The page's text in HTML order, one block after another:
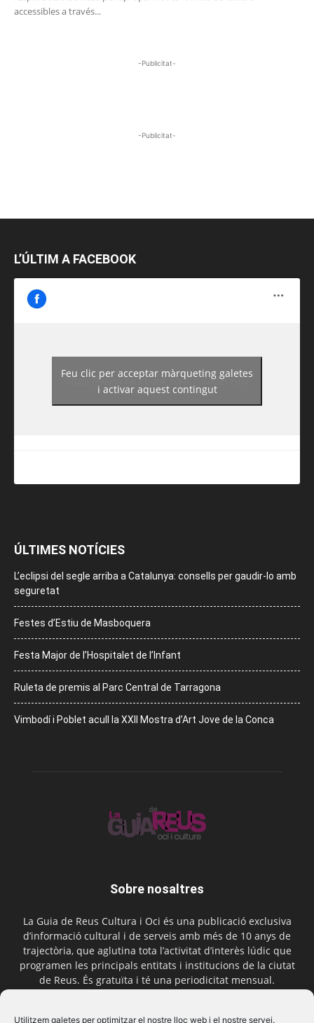
Utilitzem galetes per optimitzar el nostre lloc web i el nostre servei.
accessibles a través...
-Publicitat-
-Publicitat-
L’ÚLTIM A FACEBOOK
https://www.facebook.com/guiadereus/
Feu clic per acceptar màrqueting galetes
i activar aquest contingut
ÚLTIMES NOTÍCIES
L’eclipsi del segle arriba a Catalunya: consells per gaudir-lo amb
seguretat
Festes d’Estiu de Masboquera
Festa Major de l’Hospitalet de l’Infant
Ruleta de premis al Parc Central de Tarragona
Vimbodí i Poblet acull la XXII Mostra d’Art Jove de la Conca
Sobre nosaltres
La Guia de Reus Cultura i Oci és una publicació exclusiva
d’informació cultural i de serveis amb més de 10 anys de
trajectòria, que aglutina tota l’activitat d’interès lúdic que
programen les principals entitats i institucions de la ciutat
de Reus. És gratuïta i té una periodicitat mensual.